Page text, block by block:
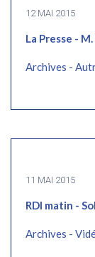
12 MAI 2015
La Presse -
Archives -
11 MAI 2015
RDI matin -
Archives -